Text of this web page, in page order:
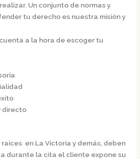
Un conjunto de normas y
tu derecho es nuestra misión y
a la hora de escoger tu
directo
en La Victoriay demás, deben
durante la cita el cliente expone su